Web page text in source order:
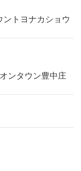
トヨナカショウ
ンタウン豊中庄